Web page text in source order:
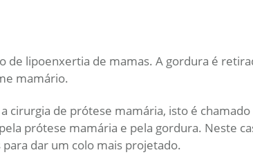
de lipoenxertia de mamas. A gordura é
mamário.
cirurgia de prótese mamária, isto é
prótese mamária e pela gordura. Neste
dar um colo mais projetado.